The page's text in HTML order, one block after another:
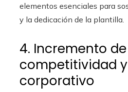
elementos esenciales para
y la dedicación de la plantilla.
4. Incremento
competitividad
corporativo